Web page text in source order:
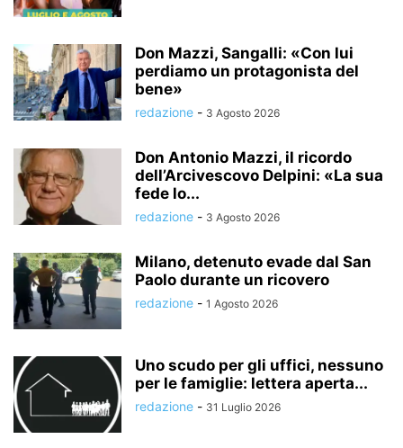
Don Mazzi, Sangalli: «Con lui
perdiamo un protagonista del
bene»
redazione - 3 Agosto 2026
Don Antonio Mazzi, il ricordo
dell’Arcivescovo Delpini: «La sua
fede lo...
redazione - 3 Agosto 2026
Milano, detenuto evade dal San
Paolo durante un ricovero
redazione - 1 Agosto 2026
Uno scudo per gli uffici, nessuno
per le famiglie: lettera aperta...
redazione - 31 Luglio 2026